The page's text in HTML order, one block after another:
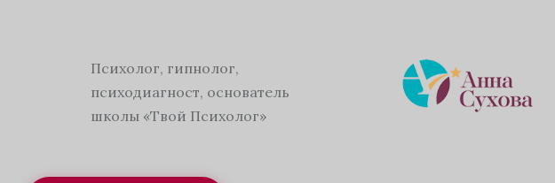
Психолог, гипнолог,
психодиагност, основатель
школы «Твой Психолог»